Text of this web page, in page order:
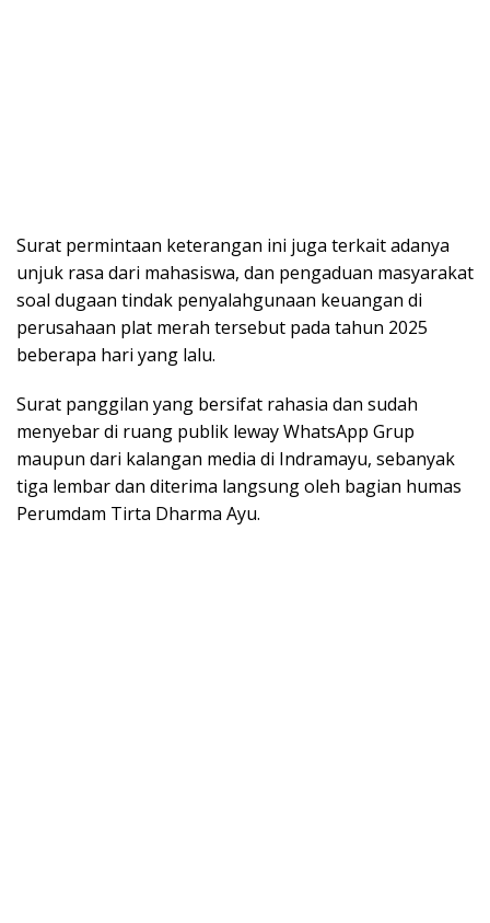
Surat permintaan keterangan ini juga terkait adanya
unjuk rasa dari mahasiswa, dan pengaduan masyarakat
soal dugaan tindak penyalahgunaan keuangan di
perusahaan plat merah tersebut pada tahun 2025
beberapa hari yang lalu.
Surat panggilan yang bersifat rahasia dan sudah
menyebar di ruang publik leway WhatsApp Grup
maupun dari kalangan media di Indramayu, sebanyak
tiga lembar dan diterima langsung oleh bagian humas
Perumdam Tirta Dharma Ayu.